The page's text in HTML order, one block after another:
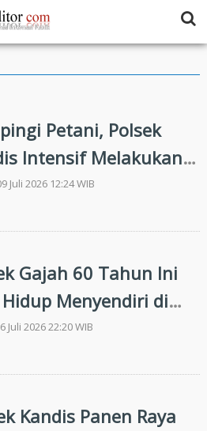
Petani, Polsek
Intensif Melakukan
Tanaman
Juli 2026 12:24 WIB
Gajah 60 Tahun Ini
Menyendiri di
Rimba Ukui
Juli 2026 22:20 WIB
Kandis Panen Raya